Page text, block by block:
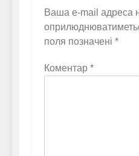
Ваша e-mail адреса
поля позначені *
Коментар *